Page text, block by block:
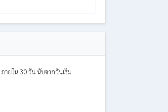
ภายใน 30 วัน นับจากวันเริ่ม